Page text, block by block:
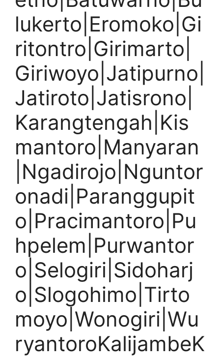
lukerto|Eromoko|Gi
ritontro|Girimarto|
Giriwoyo|Jatipurno|
Jatiroto|Jatisrono|
Karangtengah|Kis
mantoro|Manyaran
|Ngadirojo|Nguntor
onadi|Paranggupit
o|Pracimantoro|Pu
hpelem|Purwantor
o|Selogiri|Sidoharj
o|Slogohimo|Tirto
moyo|Wonogiri|Wu
ryantoroKalijambeK